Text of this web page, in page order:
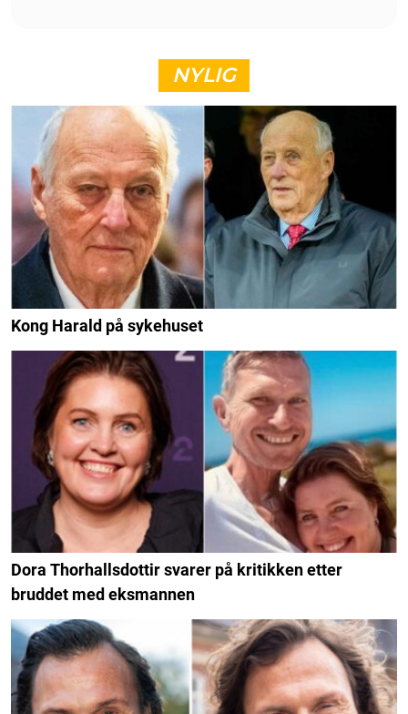
NYLIG
Kong Harald på sykehuset
Dora Thorhallsdottir svarer på kritikken etter
bruddet med eksmannen